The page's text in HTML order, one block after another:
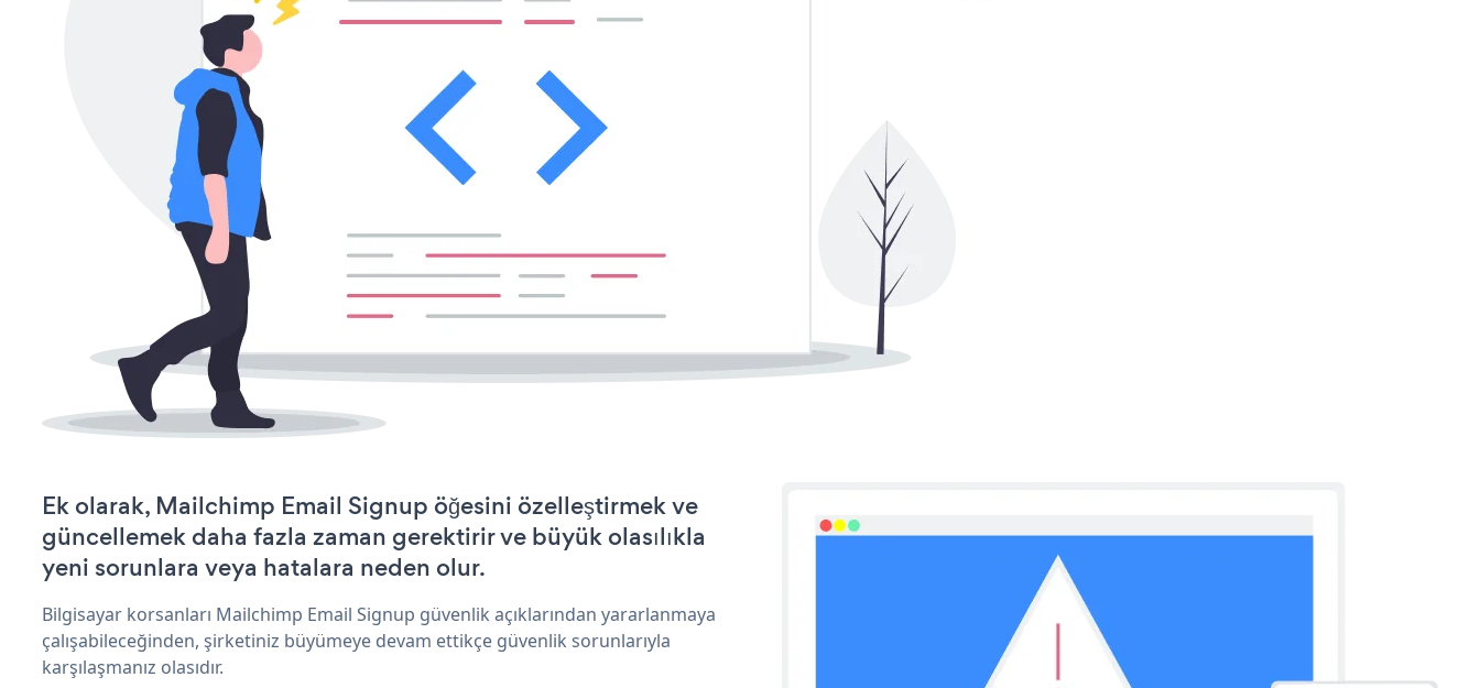
Ek olarak, Mailchimp Email Signup öğesini özelleştirmek ve
güncellemek daha fazla zaman gerektirir ve büyük olasılıkla
yeni sorunlara veya hatalara neden olur.
Bilgisayar korsanları Mailchimp Email Signup güvenlik açıklarından yararlanmaya
çalışabileceğinden, şirketiniz büyümeye devam ettikçe güvenlik sorunlarıyla
karşılaşmanız olasıdır.